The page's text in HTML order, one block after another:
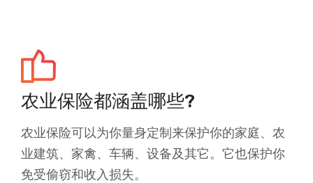
农业保险都涵盖哪些?
农业保险可以为你量身定制来保护你的家庭、农
业建筑、家禽、车辆、设备及其它。它也保护你
免受偷窃和收入损失。